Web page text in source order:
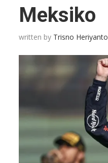
Meksiko
written by Trisno Heriyanto